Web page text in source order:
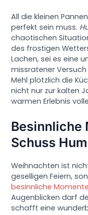
All die kleinen
perfekt sein muss.
chaotischen
des frostigen
Lachen, sei es eine
missratener
Mehl plötzlich die
nicht nur zur kalten
warmen Erlebnis
Besinnliche
Schuss
Weihnachten ist
geselligen Feiern,
besinnliche
Augenblicken darf
schafft eine